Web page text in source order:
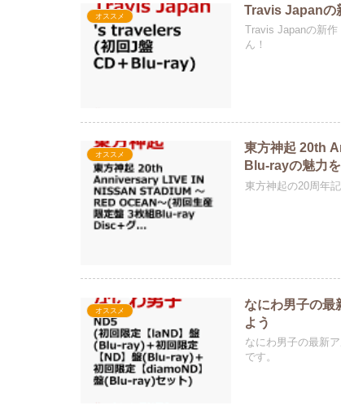
オススメ Travis Japanの
Travis Japanの新
ん！
オススメ
東方神起 20th
Blu-rayの魅力
東方神起の20周年
オススメ
なにわ男子の最
よう
なにわ男子の最新
です。